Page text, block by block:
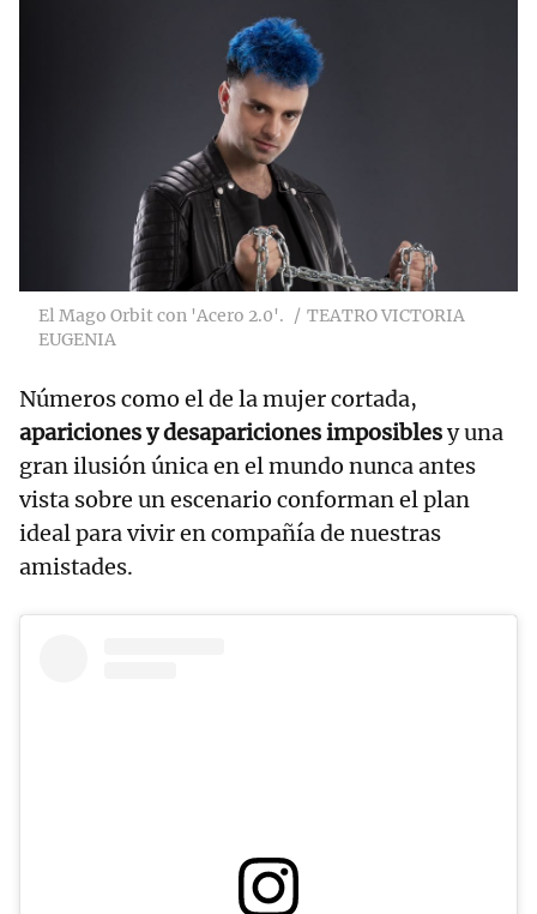
El Mago Orbit con 'Acero 2.0'.
TEATRO VICTORIA
EUGENIA
Números como el de la mujer cortada,
apariciones y desapariciones imposiblesy una
gran ilusión única en el mundo nunca antes
vista sobre un escenario conforman el plan
ideal para vivir en compañía de nuestras
amistades.